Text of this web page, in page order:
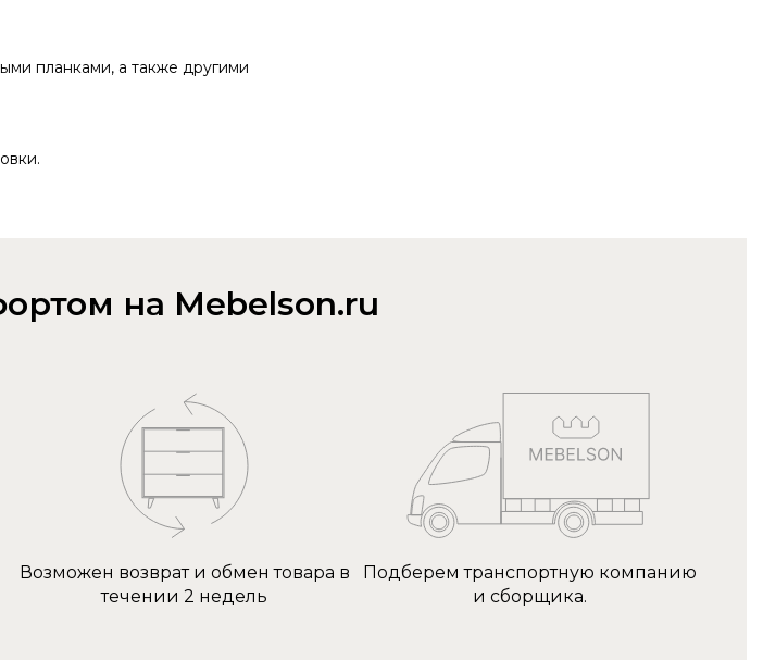
планками, а также другими
на Mebelson.ru
Возможен возврат и обмен товара в
течении 2 недель
Подберем транспортную компанию
и сборщика.